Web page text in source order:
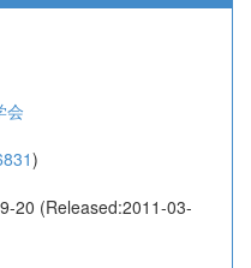
会
)
20 (Released:2011-03-